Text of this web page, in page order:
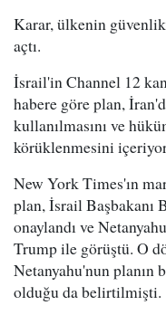
Karar, ülkenin
açtı.
İsrail'in Channel 12
habere göre plan,
kullanılmasını ve
körüklenmesini
New York Times'ın
plan, İsrail Başbakanı
onaylandı ve
Trump ile görüştü. O
Netanyahu'nun planın
olduğu da belirtilmişti.